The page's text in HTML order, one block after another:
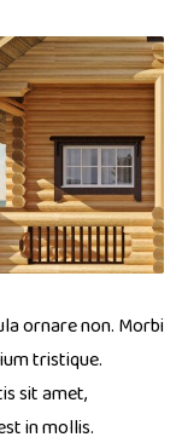
ornare non. Morbi
tristique.
sit amet,
in mollis.